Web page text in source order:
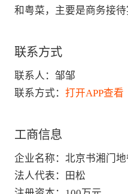
和粤菜，主要是商务接待
联系方式
联系人： 邹邹
联系方式： 打开APP查看
工商信息
企业名称 ： 北京书湘门
法人代表 ：
田松